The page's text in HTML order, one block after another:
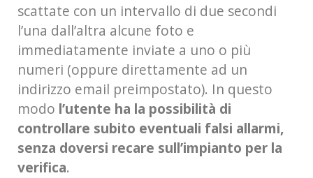
scattate con un intervallo di due secondi
l’una dall’altra alcune foto e
immediatamente inviate a uno o più
numeri (oppure direttamente ad un
indirizzo email preimpostato). In questo
modo l’utente ha la possibilità di
controllare subito eventuali falsi allarmi,
senza doversi recare sull’impianto per la
verifica.